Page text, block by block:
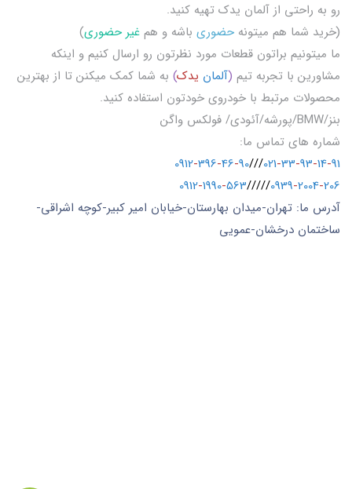
رو به راحتی از آلمان یدک تهیه کنید.
(خرید شما هم میتونه حضوری باشه و هم غیر حضوری)
ما میتونیم براتون قطعات مورد نظرتون رو ارسال کنیم و اینکه
مشاورین با تجربه تیم (آلمان یدک) به شما کمک میکنن تا از بهترین
محصولات مرتبط با خودروی خودتون استفاده کنید.
بنز/BMW/پورشه/آئودی/ فولکس واگن
شماره های تماس ما:
021-33-93-14-91
///
0912-396-46-90
0939-2004-206
/////
0912-1990-563
آدرس ما: تهران-میدان بهارستان-خیابان امیر کبیر-کوچه اشراقی-
ساختمان درخشان-عمویی